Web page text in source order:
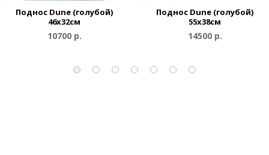
Поднос Dune (голубой)
46x32см
10700 р.
Поднос Dune (голубой)
55x38см
14500 р.